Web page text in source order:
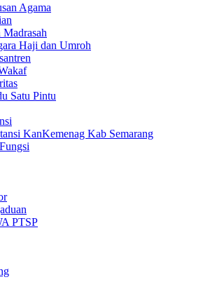
Agama
Haji dan Umroh
Satu Pintu
KanKemenag Kab Semarang
PTSP